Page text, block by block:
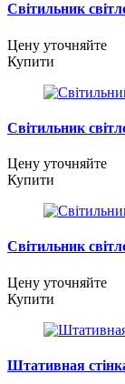
Світильник
Цену уточняйте
Купити
Світильник
Цену уточняйте
Купити
Світильник
Цену уточняйте
Купити
Штативная